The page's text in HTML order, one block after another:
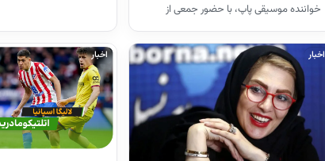
خواننده موسیقی پاپ، با حضور جمعی از
اخبار اخبار